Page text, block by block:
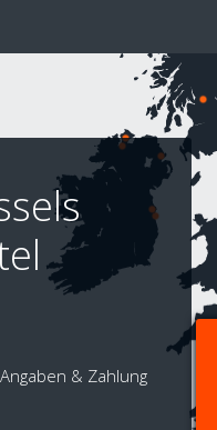
Angaben & Zahlung